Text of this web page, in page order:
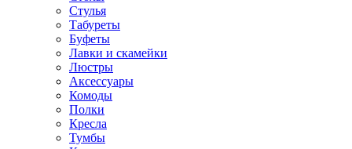
Стулья
Табуреты
Буфеты
Лавки и скамейки
Люстры
Аксессуары
Комоды
Полки
Кресла
Тумбы